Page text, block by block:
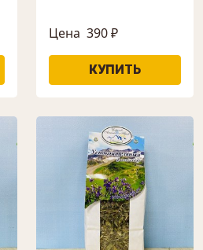
Цена 390 ₽